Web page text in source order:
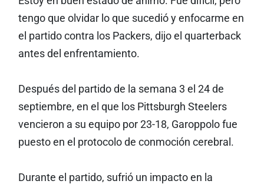
tengo que olvidar lo que sucedió y enfocarme en
el partido contra los Packers, dijo el quarterback
antes del enfrentamiento.
Después del partido de la semana 3 el 24 de
septiembre, en el que los Pittsburgh Steelers
vencieron a su equipo por 23-18, Garoppolo fue
puesto en el protocolo de conmoción cerebral.
Durante el partido, sufrió un impacto en la